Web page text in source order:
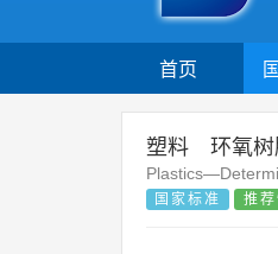
首页
塑料 环氧树
国家标准 推荐